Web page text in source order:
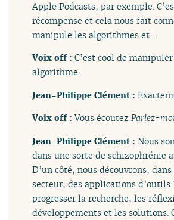
Apple Podcasts, par exemple.
récompense et cela nous fait
manipule les algorithmes et…
Voix off :C’est cool de
algorithme.
Jean-Philippe Clément :
Voix off :Vous écoutezParlez-
Jean-Philippe Clément :Nous
dans une sorte de schizophrénie
D’un côté, nous découvrons, dans
secteur, des applications
progresser la recherche, les
développements et les solutions.